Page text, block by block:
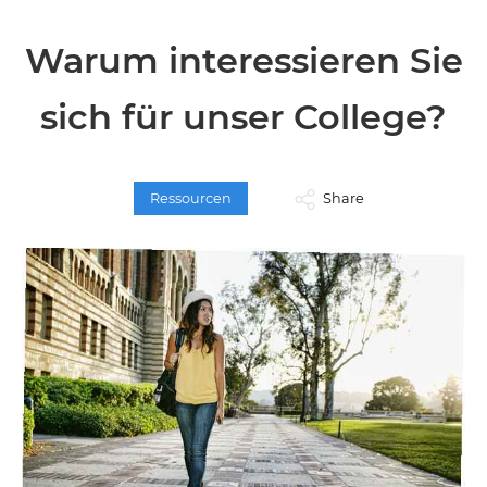
Warum interessieren Sie
sich für unser College?
Ressourcen Share